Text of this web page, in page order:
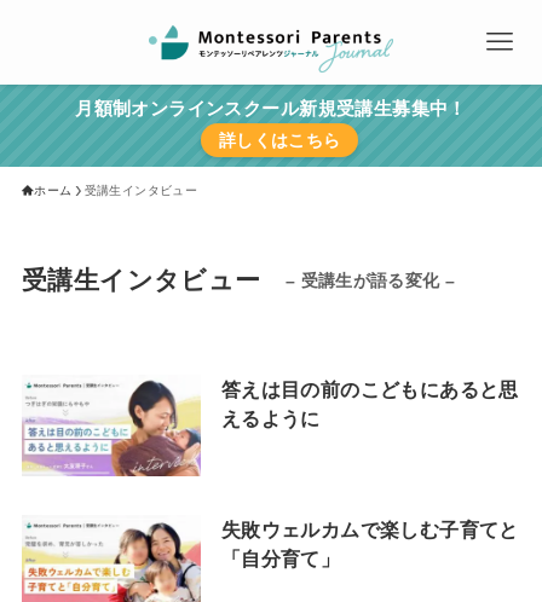
月額制オンラインスクール新規受講生募集中！
詳しくはこちら
ホーム 受講生インタビュー
受講生インタビュー – 受講生が語る変化 –
答えは目の前のこどもにあると思
えるように
失敗ウェルカムで楽しむ子育てと
「自分育て」